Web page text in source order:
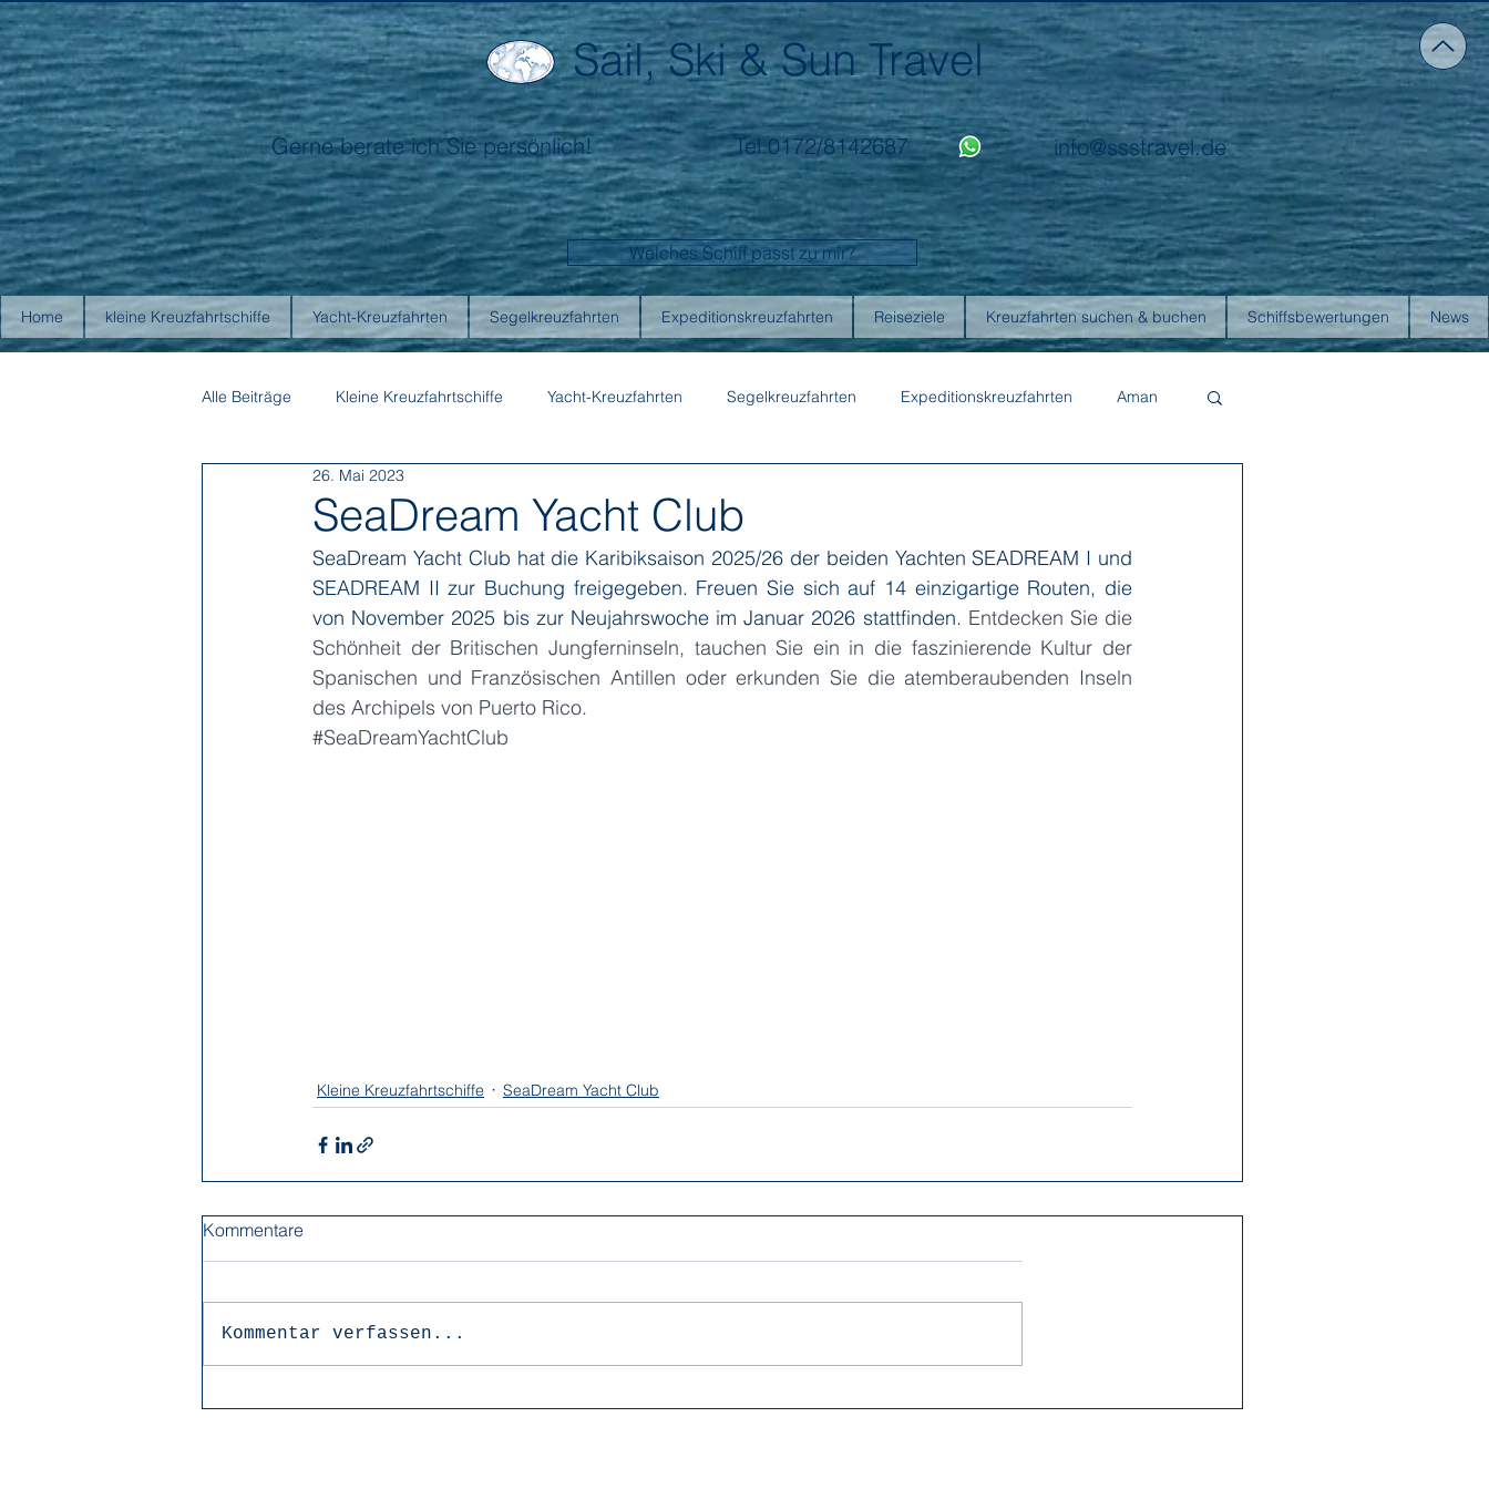
Sail, Ski & Sun Travel
Gerne berate ich Sie persönlich! Tel.0172/8142687 info@ssstravel.de
Welches Schiff passt zu mir?
Home kleine Kreuzfahrtschiffe Yacht-Kreuzfahrten Segelkreuzfahrten Expeditionskreuzfahrten Reiseziele Kreuzfahrten suchen & buchen Schiffsbewertungen News
Alle Beiträge Kleine Kreuzfahrtschiffe Yacht-Kreuzfahrten Segelkreuzfahrten Expeditionskreuzfahrten Aman
Antarctica21 Aurora Expeditions
Paul Gauguin Cruises
Poseidon Expeditions Regent Seven Seas Cruises Running on Waves Sailing-Classics Scenic Seabourn
Sea Cloud Cruises SeaDream Yacht Club
SeaDream Yacht Club
26. Mai 2023
SeaDream Yacht Club hat die Karibiksaison 2025/26 der beiden Yachten SEADREAM I und
SEADREAM II zur Buchung freigegeben. Freuen Sie sich auf 14 einzigartige Routen, die
von November 2025 bis zur Neujahrswoche im Januar 2026 stattfinden. Entdecken Sie die
Schönheit der Britischen Jungferninseln, tauchen Sie ein in die faszinierende Kultur der
Spanischen und Französischen Antillen oder erkunden Sie die atemberaubenden Inseln
des Archipels von Puerto Rico.
#SeaDreamYachtClub
Kleine Kreuzfahrtschiffe SeaDream Yacht Club
Kommentare
Kommentar verfassen...